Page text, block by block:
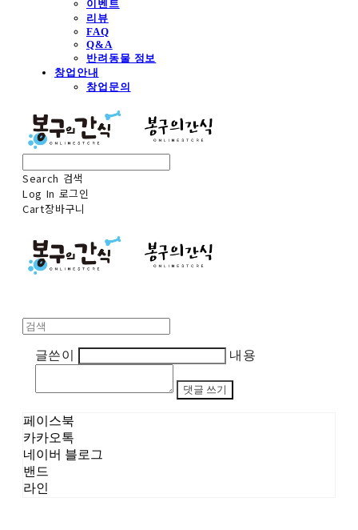
이벤트
리뷰
FAQ
Q&A
반려동물 정보
창업안내
창업문의
Search 검색
Log In 로그인
Cart장바구니
글쓴이 내용
댓글 쓰기
페이스북
카카오톡
네이버 블로그
밴드
라인